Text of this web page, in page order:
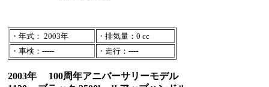
・年式： 2003年
・排気量：0 cc
・車検：-----
・走行：----
2003年 100周年アニバーサリーモデル